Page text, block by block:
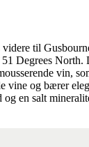
til
Degrees
vin,
vine og bærer
en salt